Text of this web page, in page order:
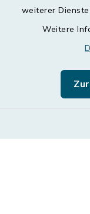
weiterer
Weitere